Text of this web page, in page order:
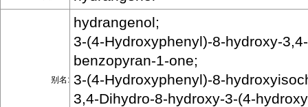
别名:
hydrangenol;
3-(4-Hydroxyphenyl)-8-hydroxy-
benzopyran-1-one;
3-(4-Hydroxyphenyl)-8-
3,4-Dihydro-8-hydroxy-3-(4-